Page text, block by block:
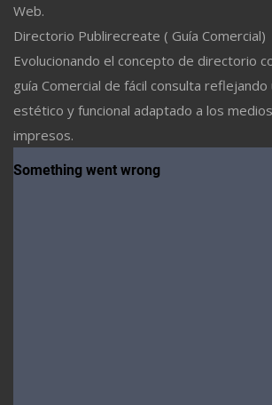
Web.
Directorio Publirecreate ( Guía Comercial)
Evolucionando el concepto de directorio
guía Comercial de fácil consulta reflejando
estético y funcional adaptado a los
impresos.